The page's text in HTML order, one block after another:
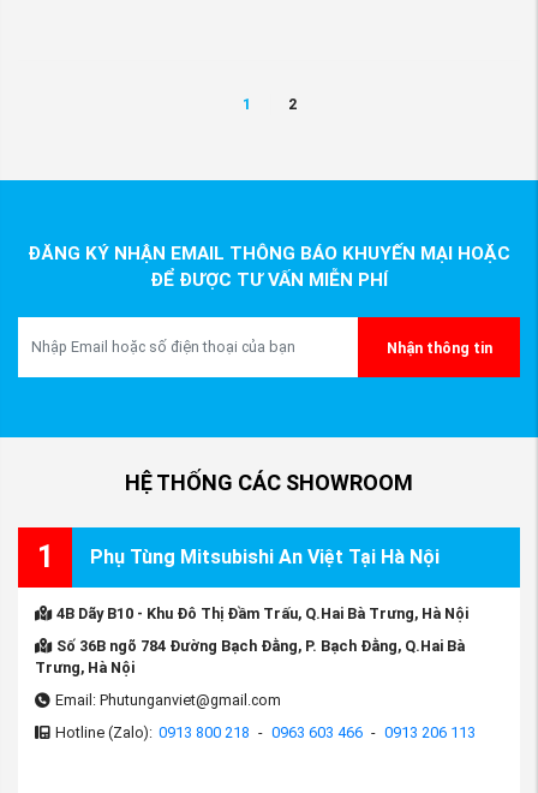
1 2
ĐĂNG KÝ NHẬN EMAIL THÔNG BÁO KHUYẾN MẠI HOẶC
ĐỂ ĐƯỢC TƯ VẤN MIỄN PHÍ
Nhận thông tin
HỆ THỐNG CÁC SHOWROOM
1 Phụ Tùng Mitsubishi An Việt Tại Hà Nội
4B Dãy B10 - Khu Đô Thị Đầm Trấu, Q.Hai Bà Trưng, Hà Nội
Số 36B ngõ 784 Đường Bạch Đằng, P. Bạch Đằng, Q.Hai Bà
Trưng, Hà Nội
Email: Phutunganviet@gmail.com
Hotline (Zalo): 0913 800 218 - 0963 603 466 - 0913 206 113